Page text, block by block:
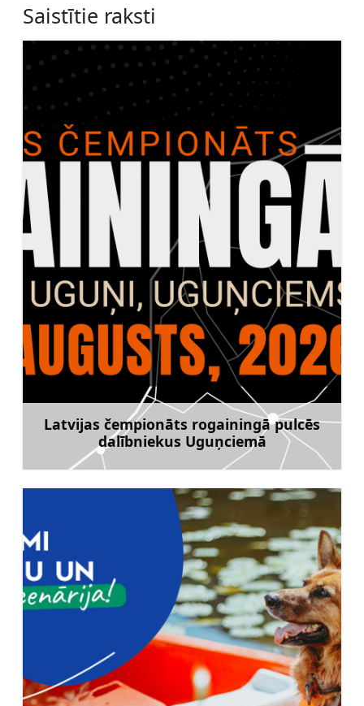
Saistītie raksti
Latvijas čempionāts rogainingā pulcēs
dalībniekus Uguņciemā
Uzzināt vairāk